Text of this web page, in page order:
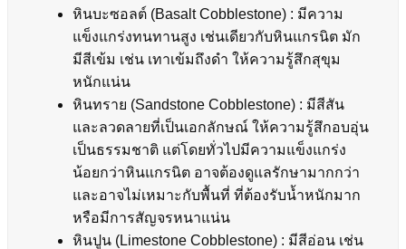
หินบะซอลต์ (Basalt Cobblestone) : มีความ
แข็งแกร่งทนทานสูง เช่นเดียวกับหินแกรนิต มัก
มีสีเข้ม เช่น เทาเข้มถึงดำ ให้ความรู้สึกสุขุม
หนักแน่น
หินทราย (Sandstone Cobblestone) : มีสีสัน
และลวดลายที่เป็นเอกลักษณ์ ให้ความรู้สึกอบอุ่น
เป็นธรรมชาติ แต่โดยทั่วไปมีความแข็งแกร่ง
น้อยกว่าหินแกรนิต อาจต้องดูแลรักษามากกว่า
และอาจไม่เหมาะกับพื้นที่ ที่ต้องรับน้ำหนักมาก
หรือมีการสัญจรหนาแน่น
หินปูน (Limestone Cobblestone) : มีสีอ่อน เช่น